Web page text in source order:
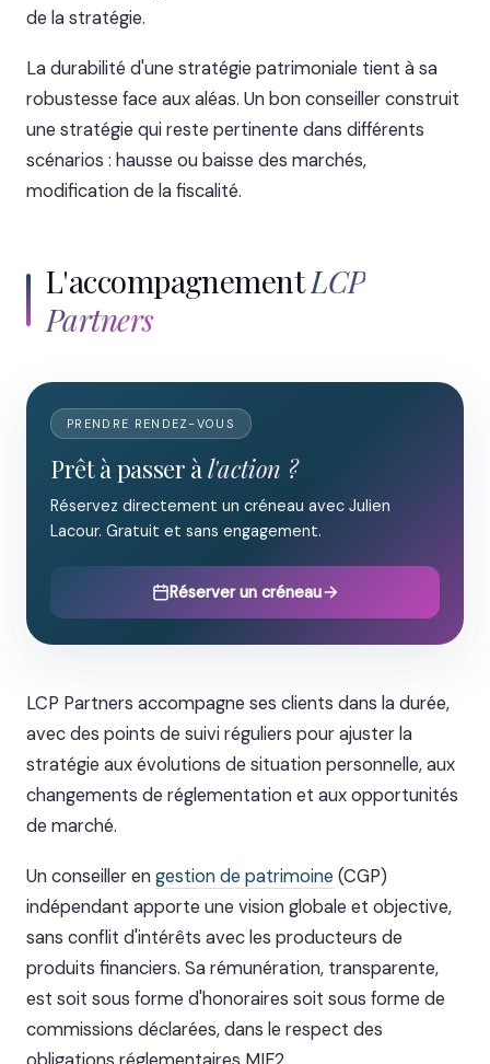
de la stratégie.
La durabilité d'une stratégie patrimoniale tient à sa
robustesse face aux aléas. Un bon conseiller construit
une stratégie qui reste pertinente dans différents
scénarios : hausse ou baisse des marchés,
modification de la fiscalité.
L'accompagnementLCP
Partners
PRENDRE RENDEZ-VOUS
Prêt à passer àl'action ?
Réservez directement un créneau avec Julien
Lacour. Gratuit et sans engagement.
Réserver un créneau
LCP Partners accompagne ses clients dans la durée,
avec des points de suivi réguliers pour ajuster la
stratégie aux évolutions de situation personnelle, aux
changements de réglementation et aux opportunités
de marché.
Un conseiller engestion de patrimoine (CGP)
indépendant apporte une vision globale et objective,
sans conflit d'intérêts avec les producteurs de
produits financiers. Sa rémunération, transparente,
est soit sous forme d'honoraires soit sous forme de
commissions déclarées, dans le respect des